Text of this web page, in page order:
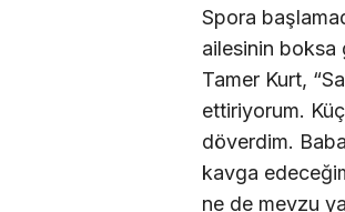
Spora
ailesinin boksa
Tamer Kurt,
ettiriyorum.
döverdim.
kavga
ne de mevzu